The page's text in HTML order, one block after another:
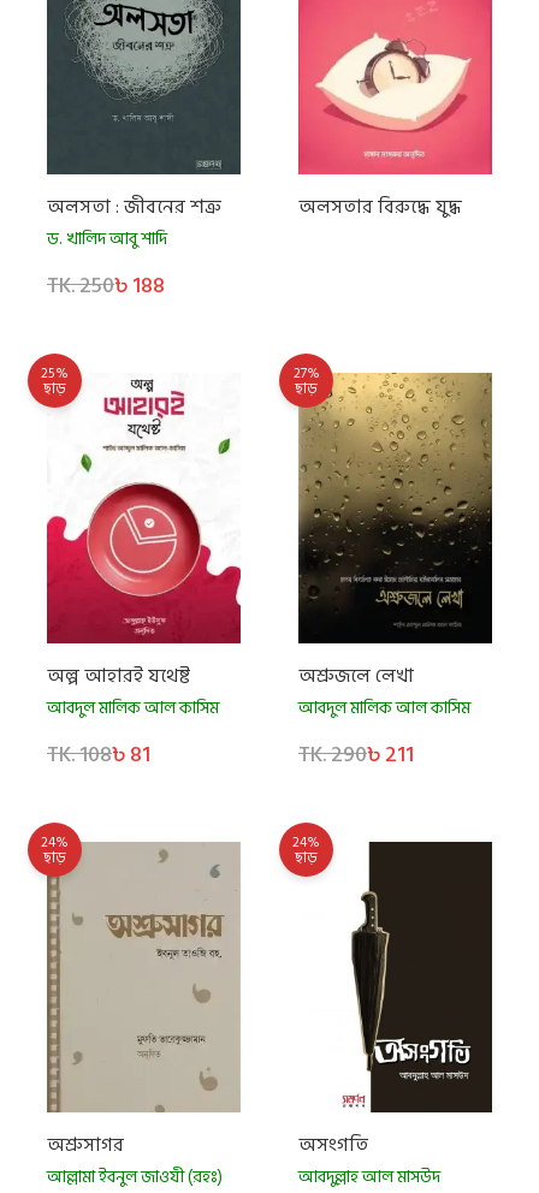
অলসতা : জীবনের শত্রু
ড. খালিদ আবু শাদি
TK. 250৳ 188
অলসতার বিরুদ্ধে যুদ্ধ
25%
ছাড়
অল্প আহারই যথেষ্ট
আবদুল মালিক আল কাসিম
TK. 108৳ 81
27%
ছাড়
অশ্রুজলে লেখা
আবদুল মালিক আল কাসিম
TK. 290৳ 211
24%
ছাড়
অশ্রুসাগর
আল্লামা ইবনুল জাওযী (রহঃ)
24%
ছাড়
অসংগতি
আবদুল্লাহ আল মাসউদ